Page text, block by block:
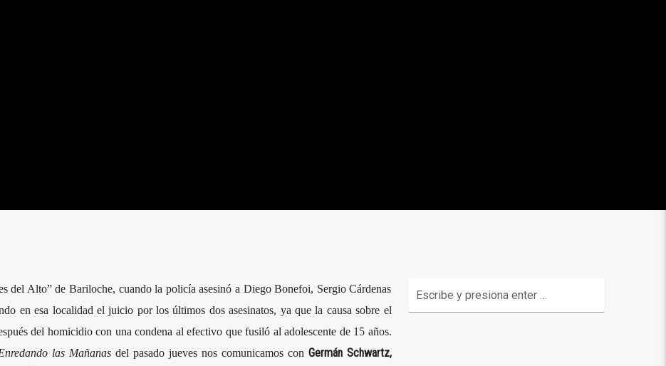
del Alto” de Bariloche, cuando la policía asesinó a Diego Bonefoi, Sergio Cárdenas
en esa localidad el juicio por los últimos dos asesinatos, ya que la causa sobre el
del homicidio con una condena al efectivo que fusiló al adolescente de 15 años.
las Mañanasdel pasado jueves nos comunicamos conGermán Schwartz,